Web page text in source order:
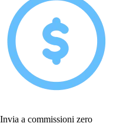
Invia a commissioni zero